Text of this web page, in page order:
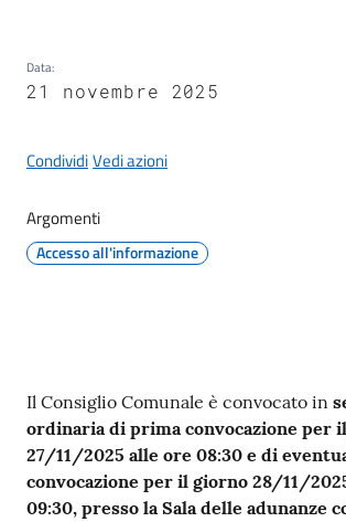
l
b
p
e
o
Tutti
gli
argomenti...
Data:
21 novembre 2025
CondividiVedi azioni
Argomenti
Accesso all'informazione
Contenuto
Il Consiglio Comunale è convocato in
ordinariadi prima convocazione per
27/11/2025 alle ore 08:30 e di
convocazione per il giorno 28/11/
09:30, presso laSala delle adunanze